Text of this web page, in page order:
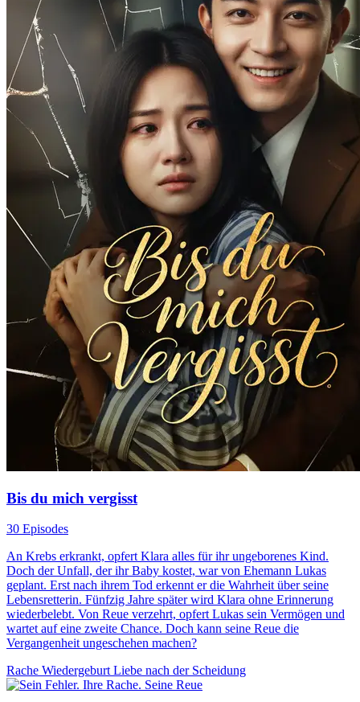
Bis du mich vergisst
30 Episodes
An Krebs erkrankt, opfert Klara alles für ihr ungeborenes Kind.
Doch der Unfall, der ihr Baby kostet, war von Ehemann Lukas
geplant. Erst nach ihrem Tod erkennt er die Wahrheit über seine
Lebensretterin. Fünfzig Jahre später wird Klara ohne Erinnerung
wiederbelebt. Von Reue verzehrt, opfert Lukas sein Vermögen und
wartet auf eine zweite Chance. Doch kann seine Reue die
Vergangenheit ungeschehen machen?
Rache Wiedergeburt Liebe nach der Scheidung